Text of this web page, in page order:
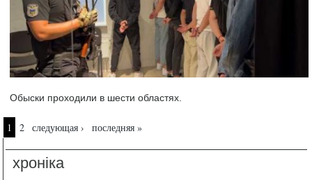
Обыски проходили в шести областях.
Страницы
1 2 следующая › последняя »
хроніка